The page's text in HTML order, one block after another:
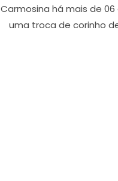
Carmosina há mais de
uma troca de corinho